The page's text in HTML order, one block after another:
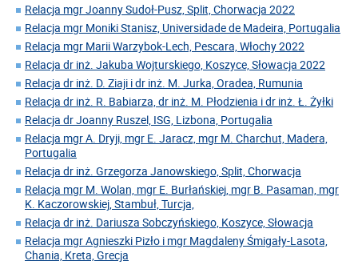
Relacja mgr Joanny Sudoł-Pusz, Split, Chorwacja 2022
Relacja mgr Moniki Stanisz, Universidade de Madeira, Portugalia
Relacja mgr Marii Warzybok-Lech, Pescara, Włochy 2022
Relacja dr inż. Jakuba Wojturskiego, Koszyce, Słowacja 2022
Relacja dr inż. D. Ziaji i dr inż. M. Jurka, Oradea, Rumunia
Relacja dr inż. R. Babiarza, dr inż. M. Płodzienia i dr inż. Ł. Żyłki
Relacja dr Joanny Ruszel, ISG, Lizbona, Portugalia
Relacja mgr A. Dryji, mgr E. Jaracz, mgr M. Charchut, Madera,
Portugalia
Relacja dr inż. Grzegorza Janowskiego, Split, Chorwacja
Relacja mgr M. Wolan, mgr E. Burłańskiej, mgr B. Pasaman, mgr
K. Kaczorowskiej, Stambuł, Turcja,
Relacja dr inż. Dariusza Sobczyńskiego, Koszyce, Słowacja
Relacja mgr Agnieszki Pizło i mgr Magdaleny Śmigały-Lasota,
Chania, Kreta, Grecja